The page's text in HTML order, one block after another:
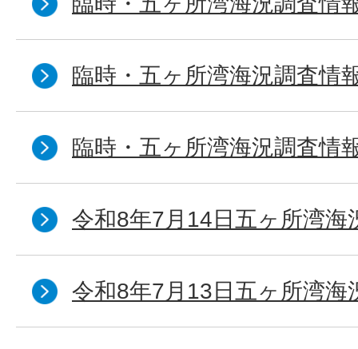
臨時・五ヶ所湾海況調査情
臨時・五ヶ所湾海況調査情
令和8年7月14日五ヶ所湾海
令和8年7月13日五ヶ所湾海